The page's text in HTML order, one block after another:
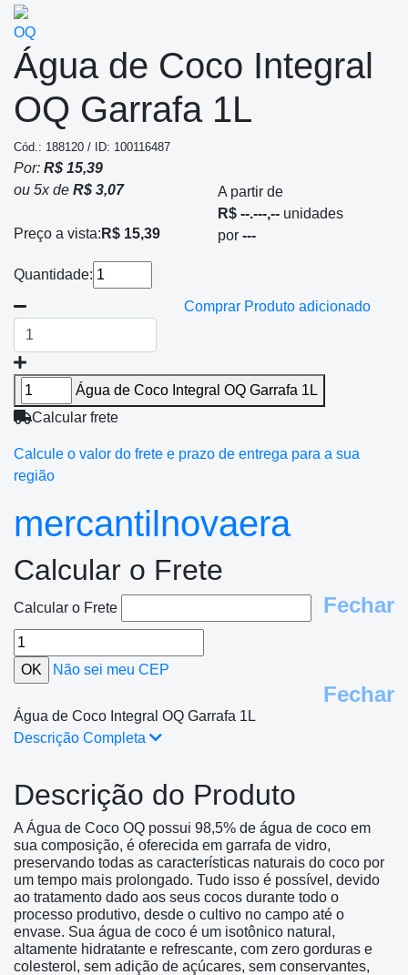
OQ
Água de Coco Integral
OQ Garrafa 1L
Cód.: 188120 / ID: 100116487
Por: R$ 15,39
ou 5xde R$ 3,07
Preço a vista: R$ 15,39
A partir de
R$ --.---,-- unidades
por ---
Quantidade:
Comprar Produto adicionado
Água de Coco Integral OQ Garrafa 1L
Calcular frete
Calcule o valor do frete e prazo de entrega para a sua
região
mercantilnovaera
Calcular o Frete
Fechar
Calcular o Frete
Não sei meu CEP
Fechar
Água de Coco Integral OQ Garrafa 1L
Descrição Completa
Descrição do Produto
A Água de Coco OQ possui 98,5% de água de coco em
sua composição, é oferecida em garrafa de vidro,
preservando todas as características naturais do coco por
um tempo mais prolongado. Tudo isso é possível, devido
ao tratamento dado aos seus cocos durante todo o
processo produtivo, desde o cultivo no campo até o
envase. Sua água de coco é um isotônico natural,
altamente hidratante e refrescante, com zero gorduras e
colesterol, sem adição de açúcares, sem conservantes,